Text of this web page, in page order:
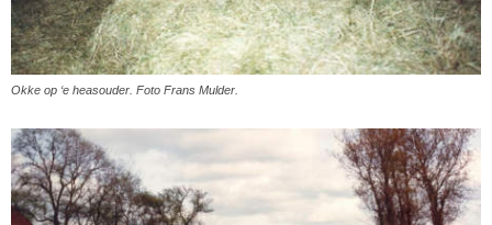
Okke op ‘e heasouder. Foto Frans Mulder.